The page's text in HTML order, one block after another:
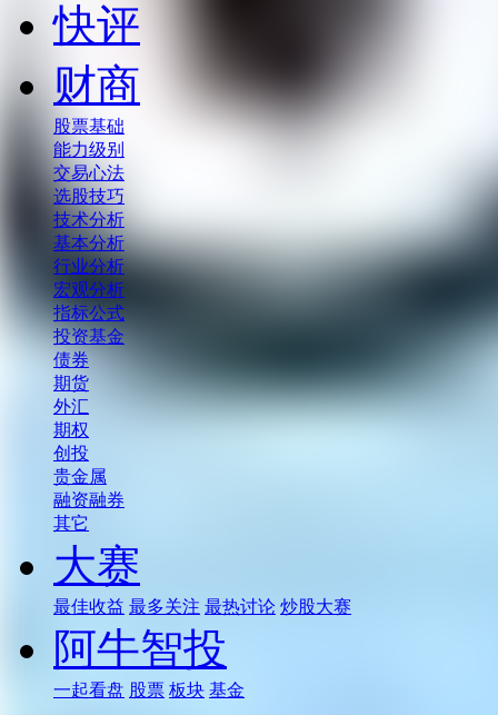
快评
财商
股票基础
能力级别
交易心法
选股技巧
技术分析
基本分析
行业分析
宏观分析
指标公式
投资基金
债券
期货
外汇
期权
创投
贵金属
融资融券
其它
大赛
最佳收益 最多关注 最热讨论 炒股大赛
阿牛智投
一起看盘 股票 板块 基金